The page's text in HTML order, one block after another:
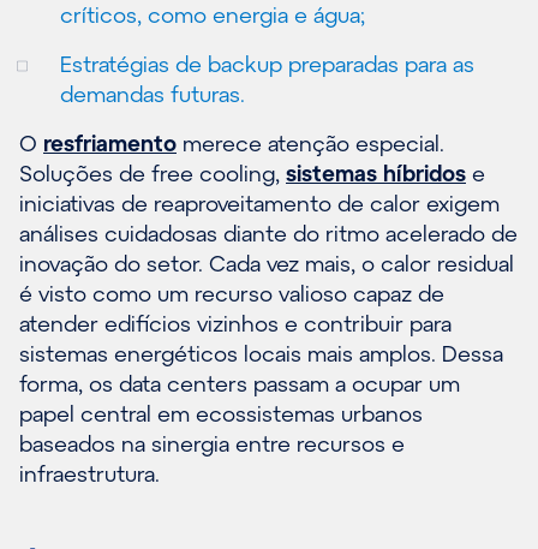
críticos, como energia e água;
Estratégias de backup preparadas para as
demandas futuras.
O resfriamento merece atenção especial.
Soluções de free cooling, sistemas híbridos e
iniciativas de reaproveitamento de calor exigem
análises cuidadosas diante do ritmo acelerado de
inovação do setor. Cada vez mais, o calor residual
é visto como um recurso valioso capaz de
atender edifícios vizinhos e contribuir para
sistemas energéticos locais mais amplos. Dessa
forma, os data centers passam a ocupar um
papel central em ecossistemas urbanos
baseados na sinergia entre recursos e
infraestrutura.